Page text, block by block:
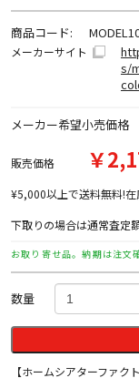
商品コード:
メーカーサイト
s/
メーカー希望小売価格
販売価格 ￥
¥5,000以上で送料無料!
下取りの場合は通常査定
お取り寄せ品。納期は注文
数量
【ホームシアターファク